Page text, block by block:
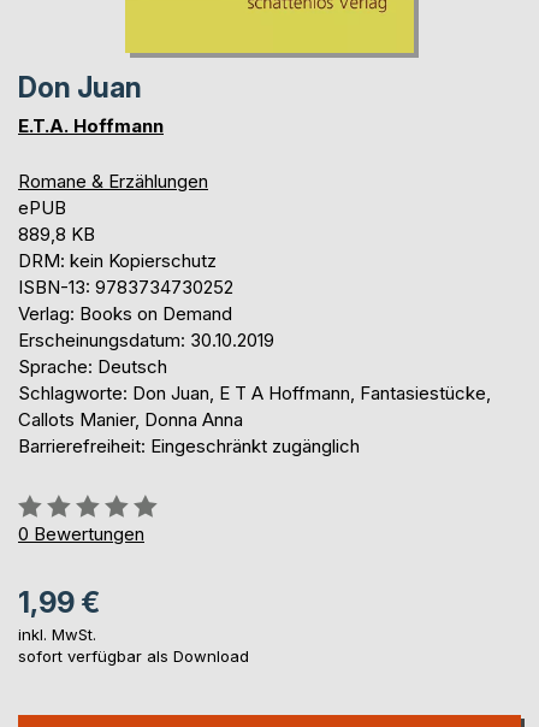
Don Juan
E.T.A. Hoffmann
Romane & Erzählungen
ePUB
889,8 KB
DRM: kein Kopierschutz
ISBN-13: 9783734730252
Verlag: Books on Demand
Erscheinungsdatum: 30.10.2019
Sprache: Deutsch
Schlagworte: Don Juan, E T A Hoffmann, Fantasiestücke,
Callots Manier, Donna Anna
Barrierefreiheit: Eingeschränkt zugänglich
Bewertung::
0%
0 Bewertungen
1,99 €
inkl. MwSt.
sofort verfügbar als Download